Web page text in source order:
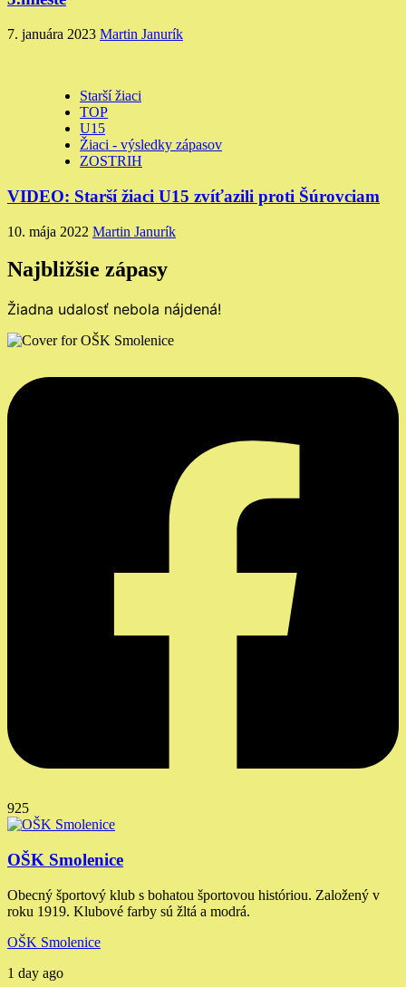
7. januára 2023 Martin Janurík
Starší žiaci
TOP
U15
Žiaci - výsledky zápasov
ZOSTRIH
VIDEO: Starší žiaci U15 zvíťazili proti Šúrovciam
10. mája 2022 Martin Janurík
Najbližšie zápasy
Žiadna udalosť nebola nájdená!
925
OŠK Smolenice
Obecný športový klub s bohatou športovou históriou. Založený v
roku 1919. Klubové farby sú žltá a modrá.
OŠK Smolenice
1 day ago